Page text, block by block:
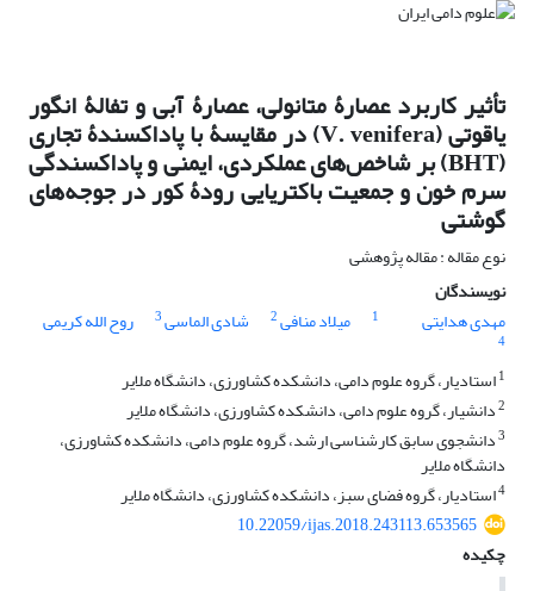
تأثیر کاربرد عصارۀ ‌متانولی، عصارۀ آبی و تفالۀ ‌انگور‌
یاقوتی (V. venifera) در مقایسۀ با پاداکسندۀ تجاری
(BHT) بر شاخص‌های عملکردی، ‌ایمنی و پاداکسندگی
سرم خون و جمعیت باکتریایی رودۀ کور در جوجه‌های‌
گوشتی
نوع مقاله : مقاله پژوهشی
نویسندگان
مهدی هدایتی
1 میلاد منافی2 شادی الماسی3 روح الله کریمی
4
1استادیار، گروه علوم دامی، دانشکده کشاورزی، دانشگاه ملایر
2دانشیار، گروه علوم دامی، دانشکده کشاورزی، دانشگاه ملایر
3دانشجوی سابق کارشناسی ارشد، گروه علوم دامی، دانشکده کشاورزی،
دانشگاه ملایر
4استادیار، گروه فضای سبز، دانشکده کشاورزی، دانشگاه ملایر
10.22059/ijas.2018.243113.653565
چکیده